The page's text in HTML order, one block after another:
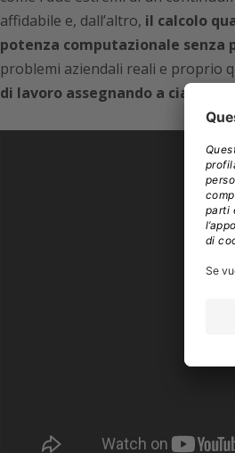
affidabile e, dall’altro, il calcolo
potenza computazionale senza
problemi aziendali reali e proprio
di lavoro assegnando a